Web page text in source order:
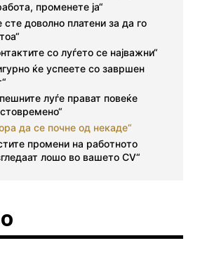
променете ја“
сте доволно платени за да го
со луѓето се најважни“
ќе успеете со завршен
луѓе прават повеќе
да се почне од некаде“
промени на работното
лошо во вашето CV“